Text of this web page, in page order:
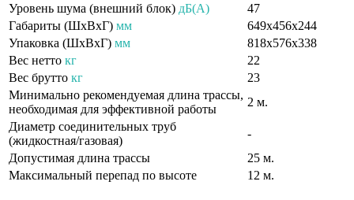
Уровень шума (внешний блок) дБ(А)
47
Габариты (ШxВxГ) мм
649х456х244
Упаковка (ШxВxГ) мм
818х576х338
Вес нетто кг
22
Вес брутто кг
23
Минимально рекомендуемая длина трассы,
необходимая для эффективной работы
2 м.
Диаметр соединительных труб
(жидкостная/газовая)
-
Допустимая длина трассы
25 м.
Максимальный перепад по высоте
12 м.